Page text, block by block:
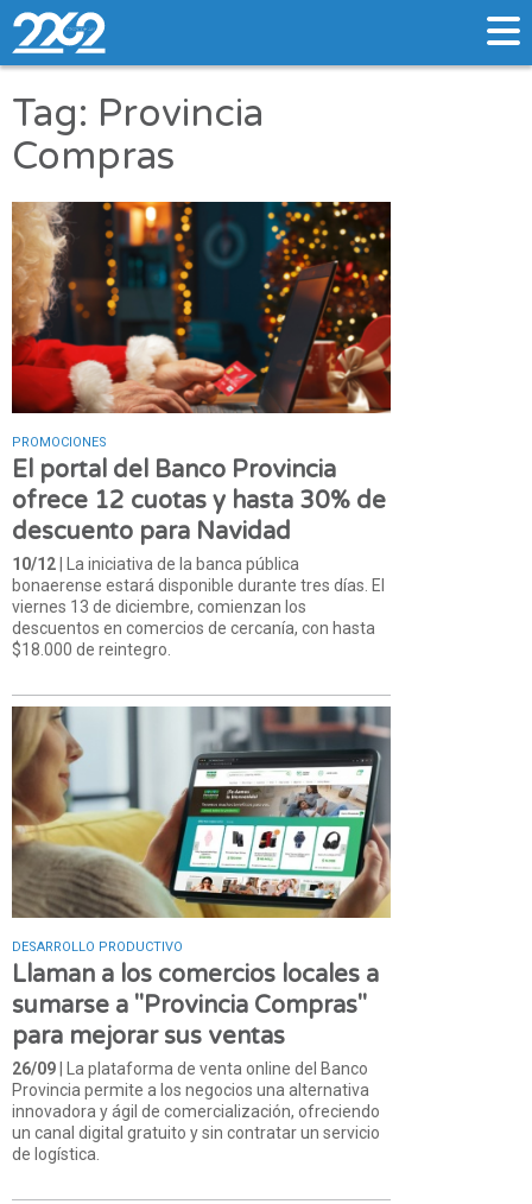
Tag: Provincia
Compras
PROMOCIONES
El portal del Banco Provincia
ofrece 12 cuotas y hasta 30% de
descuento para Navidad
10/12 | La iniciativa de la banca pública
bonaerense estará disponible durante tres días. El
viernes 13 de diciembre, comienzan los
descuentos en comercios de cercanía, con hasta
$18.000 de reintegro.
DESARROLLO PRODUCTIVO
Llaman a los comercios locales a
sumarse a "Provincia Compras"
para mejorar sus ventas
26/09 | La plataforma de venta online del Banco
Provincia permite a los negocios una alternativa
innovadora y ágil de comercialización, ofreciendo
un canal digital gratuito y sin contratar un servicio
de logística.